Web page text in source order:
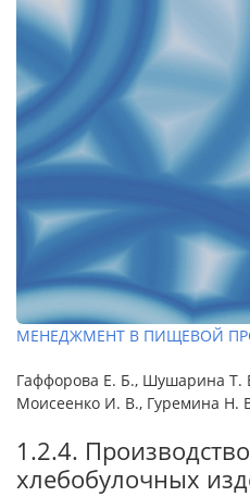
МЕНЕДЖМЕНТ В ПИЩЕВОЙ
Гаффорова Е. Б., Шушарина Т.
Моисеенко И. В., Гуремина Н.
1.2.4.
хлебобулочных